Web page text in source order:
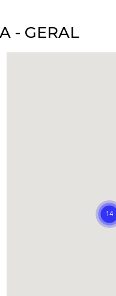
- GERAL